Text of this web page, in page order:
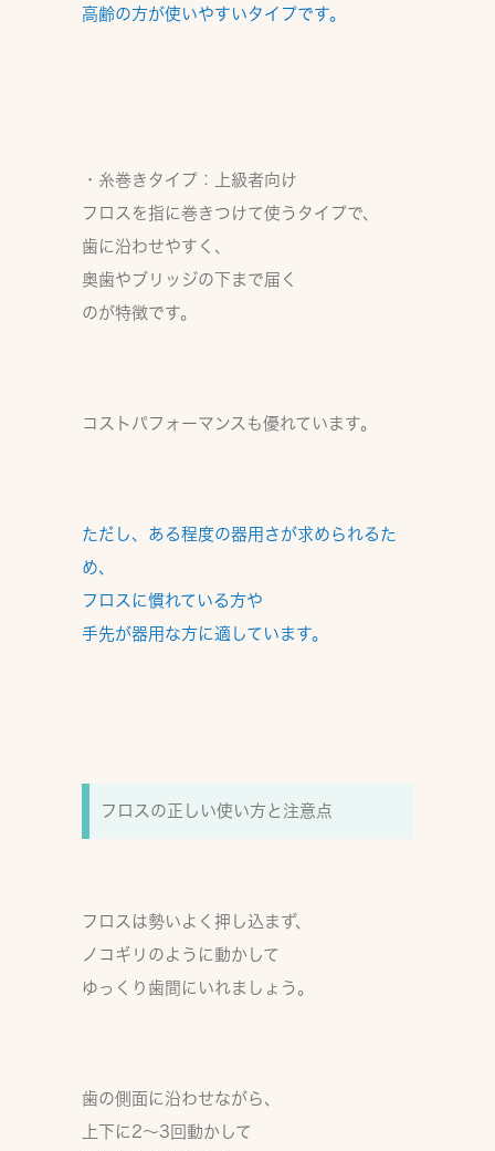
高齢の方が使いやすい タイプです。
・糸巻きタイプ：上級者向け
フロスを指に巻きつけて使うタイプで、
歯に沿わせやすく、
奥歯やブリッジの下まで届く
のが特徴です。
コストパフォーマンスも優れています。
ただし、ある程度の器用さが求められるた
め、
フロスに慣れている方や
手先が器用な方に適しています。
フロスの正しい使い方と注意点
フロスは勢いよく押し込まず、
ノコギリのように動かして
ゆっくり歯間にいれましょう。
歯の側面に沿わせながら、
上下に2～3回動かして